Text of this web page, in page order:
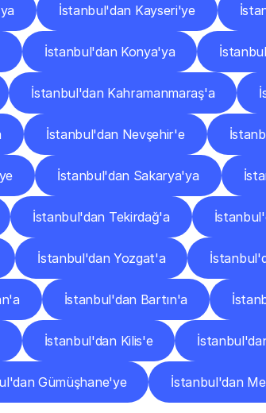
İstanbul'dan Kayseri'ye
İstanbul'dan Konya'ya
İstanbul'dan Kahramanmaraş'a
İstanbul'dan Nevşehir'e
İstanbul'dan Sakarya'ya
İstanbul'dan Tekirdağ'a
İstanbul'dan Yozgat'a
İstanbul'dan Bartın'a
İstanbul'dan Kilis'e
Gümüşhane'ye İstanbul'dan